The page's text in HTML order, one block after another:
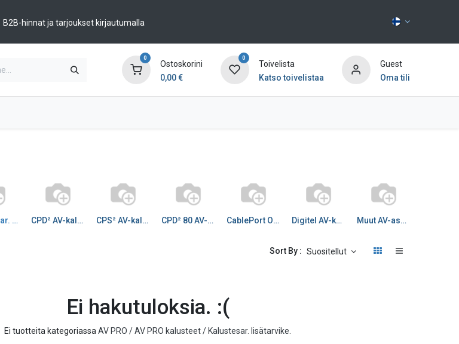
B2B-hinnat ja tarjoukset kirjautumalla
0
Ostoskorini
0,00€
0
Toivelista
Katso toivelistaa
Guest
Oma tili
Kalustesar. lisätarvike CPD² AV-kaluste reunaan CPS² AV-kaluste upotet CPD² 80 AV-kaluste kesk CablePort Office AV Digitel AV-kaivot Muut AV-asennuskotelot
Sort By : Suositellut
Ei hakutuloksia. :(
Ei tuotteita kategoriassaAV PRO / AV PRO kalusteet / Kalustesar. lisätarvike